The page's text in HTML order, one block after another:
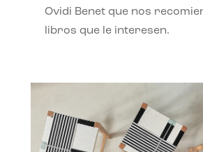
Ovidi Benet que nos
libros que le interesen.